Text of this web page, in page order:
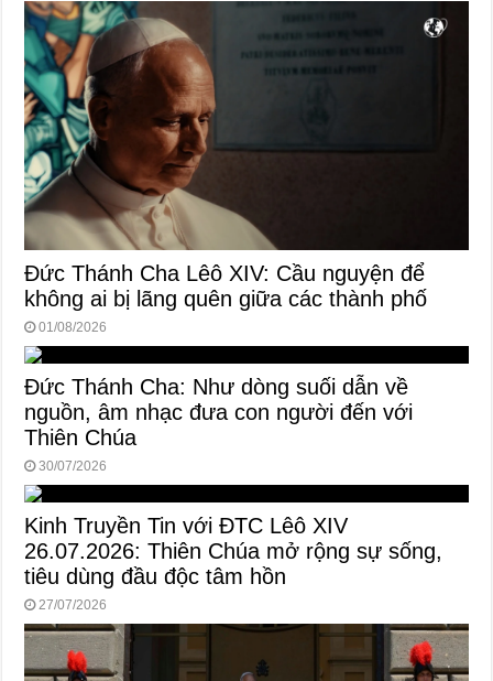
Đức Thánh Cha Lêô XIV: Cầu nguyện để
không ai bị lãng quên giữa các thành phố
01/08/2026
Đức Thánh Cha: Như dòng suối dẫn về
nguồn, âm nhạc đưa con người đến với
Thiên Chúa
30/07/2026
Kinh Truyền Tin với ĐTC Lêô XIV
26.07.2026: Thiên Chúa mở rộng sự sống,
tiêu dùng đầu độc tâm hồn
27/07/2026